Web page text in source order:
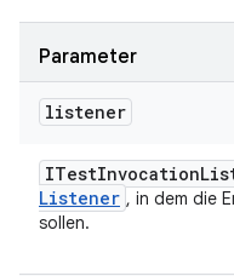
Parameter
listener
ITestInvocation
Listener , in dem die
sollen.